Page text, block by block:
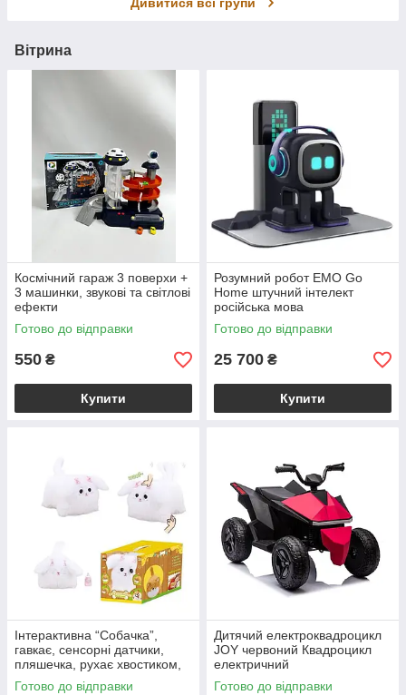
Дивитися всі групи
Вітрина
Космічний гараж 3 поверхи +
3 машинки, звукові та світлові
ефекти
Готово до відправки
550 ₴
Купити
Розумний робот EMO Go
Home штучний інтелект
російська мова
Готово до відправки
25 700 ₴
Купити
Інтерактивна “Собачка”,
гавкає, сенсорні датчики,
пляшечка, рухає хвостиком,
кліпає очима
Готово до відправки
Дитячий електроквадроцикл
JOY червоний Квадроцикл
електричний
Готово до відправки